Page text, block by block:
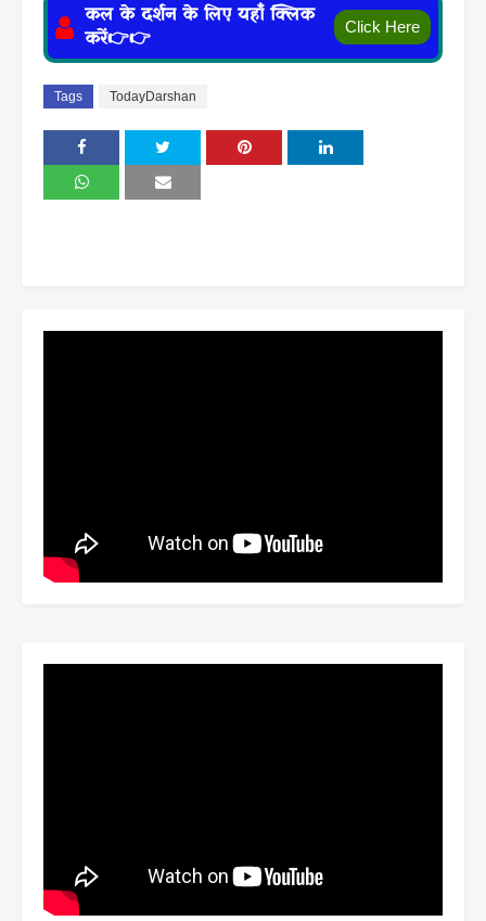
कल के दर्शन के लिए यहाँ क्लिक
करें👉👉
Click Here
Tags TodayDarshan